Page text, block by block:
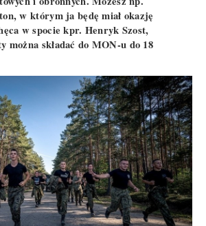
w którym ja będę miał okazję
w spocie kpr. Henryk Szost,
można składać do MON-u do 18